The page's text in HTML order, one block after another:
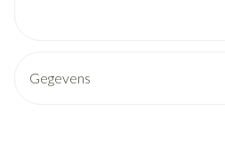
Gegevens